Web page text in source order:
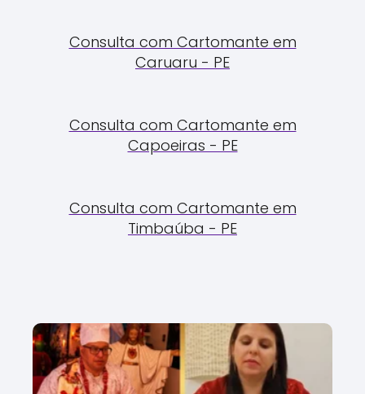
Consulta com Cartomante em
Caruaru - PE
Consulta com Cartomante em
Capoeiras - PE
Consulta com Cartomante em
Timbaúba - PE